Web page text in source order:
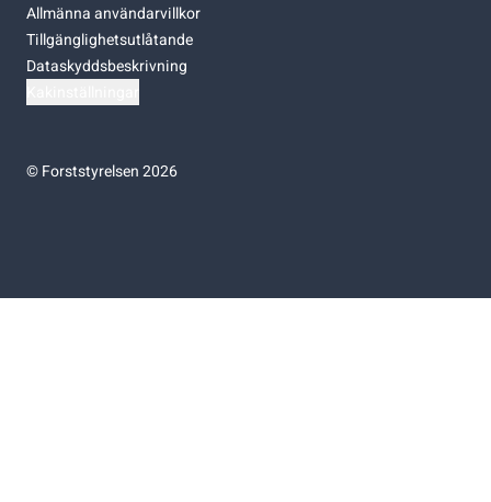
Allmänna användarvillkor
Tillgänglighetsutlåtande
Dataskyddsbeskrivning
©Forststyrelsen 2026